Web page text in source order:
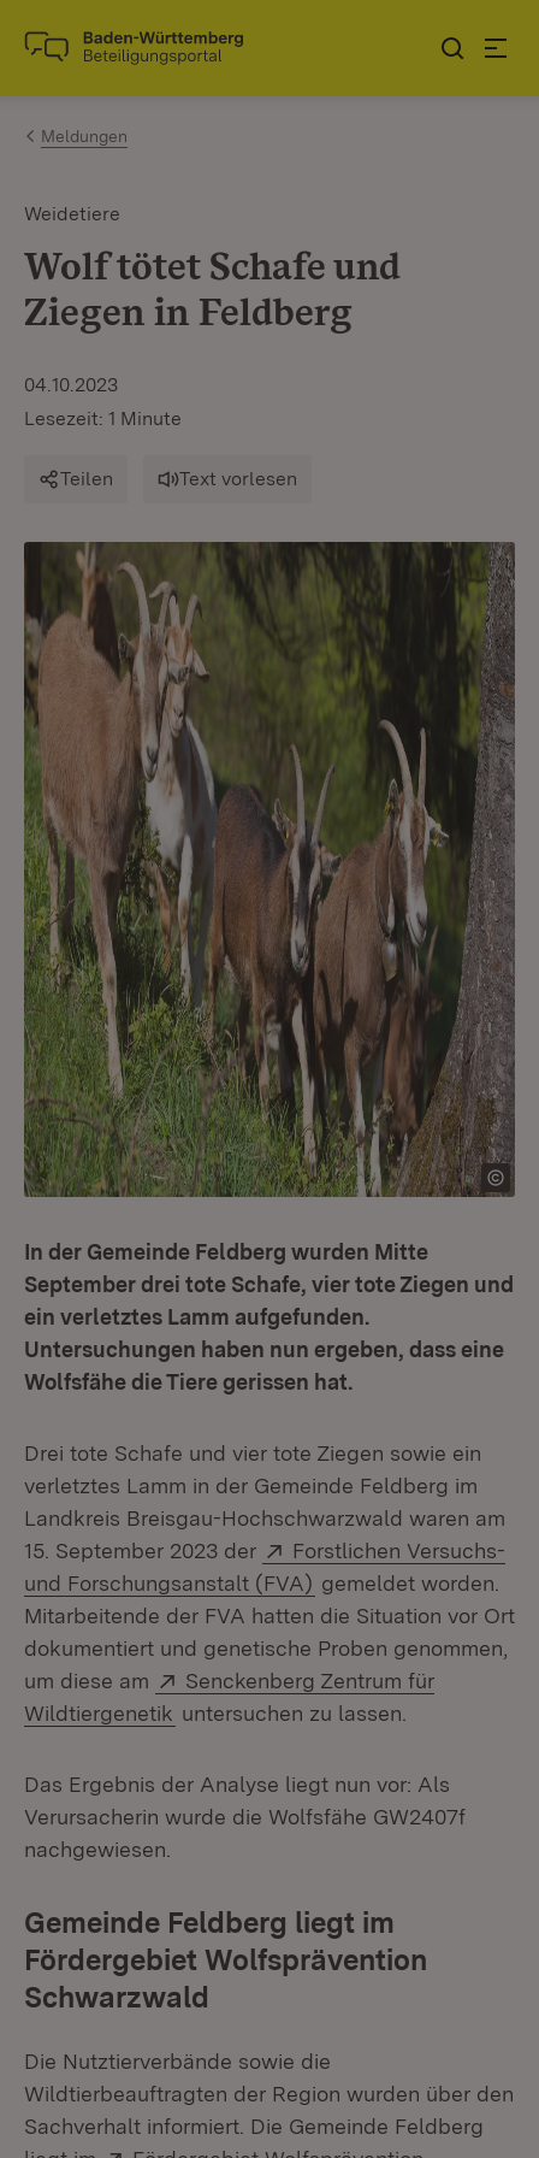
Zum Inhalt springen
Link zur Startseite
Meldungen
Weidetiere
Wolf tötet Schafe und
Ziegen in Feldberg
04.10.2023
Lesezeit: 1 Minute
Teilen Text vorlesen
In der Gemeinde Feldberg wurden Mitte
September drei tote Schafe, vier tote Ziegen und
ein verletztes Lamm aufgefunden.
Untersuchungen haben nun ergeben, dass eine
Wolfsfähe die Tiere gerissen hat.
Drei tote Schafe und vier tote Ziegen sowie ein
verletztes Lamm in der Gemeinde Feldberg im
Landkreis Breisgau-Hochschwarzwald waren am
15. September 2023 der
Extern:
Forstlichen Versuchs-
und Forschungsanstalt (FVA) (Öffnet in neuem
gemeldet worden.
Mitarbeitende der FVA hatten die Situation vor Ort
dokumentiert und genetische Proben genommen,
um diese am
Extern:
Senckenberg Zentrum für
Wildtiergenetik (Öffnet in neuem Fenster)
untersuchen zu lassen.
Das Ergebnis der Analyse liegt nun vor: Als
Verursacherin wurde die Wolfsfähe GW2407f
nachgewiesen.
Gemeinde Feldberg liegt im
Fördergebiet Wolfsprävention
Schwarzwald
Die Nutztierverbände sowie die
Wildtierbeauftragten der Region wurden über den
Sachverhalt informiert. Die Gemeinde Feldberg